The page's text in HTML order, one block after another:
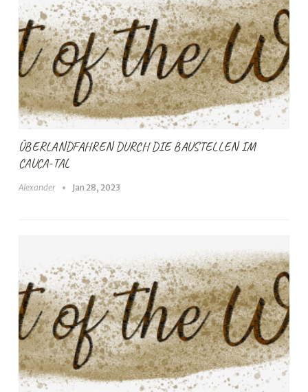
ÜBERLANDFAHREN DURCH DIE BAUSTELLEN IM
CAUCA-TAL
Alexander Jan 28, 2023